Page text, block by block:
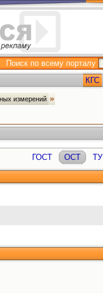
Поиск по всему порталу
КГС
измерений
ГОСТ ОСТ ТУ